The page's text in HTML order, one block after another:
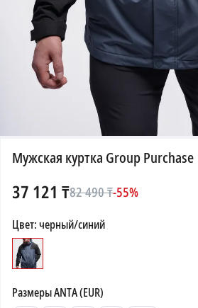
Мужская куртка Group Purchase
37 121 ₸82 490₸-55%
Цвет:черный/синий
РазмерыANTA (EUR)